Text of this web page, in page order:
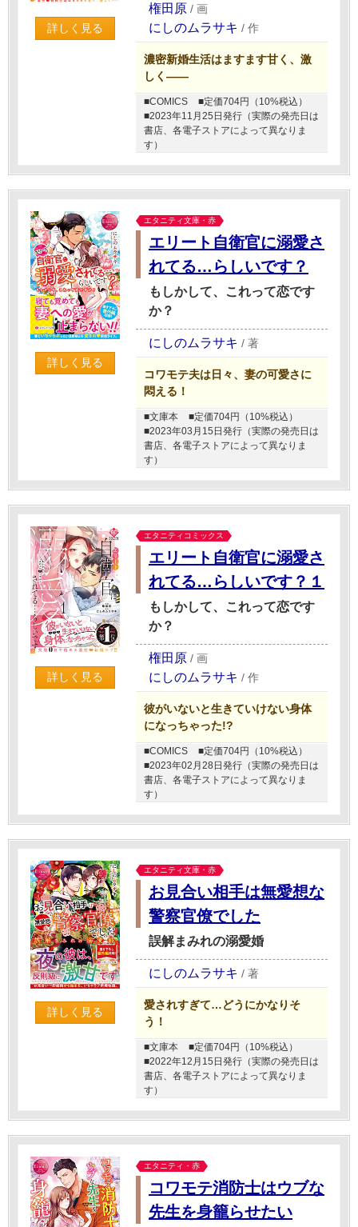
詳しく見る
権田原 / 画
にしのムラサキ / 作
濃密新婚生活はますます甘く、激
しく――
■COMICS
■定価704円（10%税込）
■2023年11月25日発行（実際の発売日は
書店、各電子ストアによって異なりま
す）
詳しく見る
エタニティ文庫・赤
エリート自衛官に溺愛さ
れてる…らしいです？
もしかして、これって恋です
か？
にしのムラサキ / 著
コワモテ夫は日々、妻の可愛さに
悶える！
■文庫本
■定価704円（10%税込）
■2023年03月15日発行（実際の発売日は
書店、各電子ストアによって異なりま
す）
詳しく見る
エタニティコミックス
エリート自衛官に溺愛さ
れてる…らしいです？１
もしかして、これって恋です
か？
権田原 / 画
にしのムラサキ / 作
彼がいないと生きていけない身体
になっちゃった!?
■COMICS
■定価704円（10%税込）
■2023年02月28日発行（実際の発売日は
書店、各電子ストアによって異なりま
す）
詳しく見る
エタニティ文庫・赤
お見合い相手は無愛想な
警察官僚でした
誤解まみれの溺愛婚
にしのムラサキ / 著
愛されすぎて…どうにかなりそ
う！
■文庫本
■定価704円（10%税込）
■2022年12月15日発行（実際の発売日は
書店、各電子ストアによって異なりま
す）
エタニティ・赤
コワモテ消防士はウブな
先生を身籠らせたい